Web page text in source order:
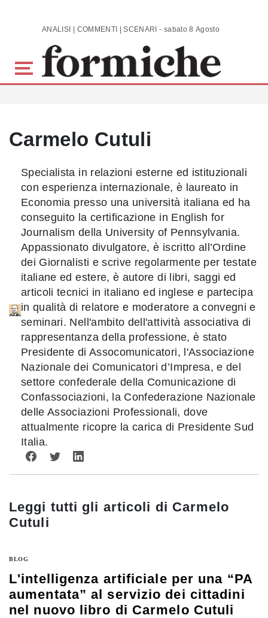
Skip to main content ANALISI | COMMENTI | SCENARI - sabato 8 Agosto 2026
Carmelo Cutuli
Specialista in relazioni esterne ed istituzionali
con esperienza internazionale, è laureato in
Economia presso una università italiana ed ha
conseguito la certificazione in English for
Journalism della University of Pennsylvania.
Appassionato divulgatore, è iscritto all’Ordine
dei Giornalisti e scrive regolarmente per testate
italiane ed estere, è autore di libri, saggi ed
articoli tecnici in italiano ed inglese e partecipa
in qualità di relatore e moderatore a convegni e
seminari. Nell'ambito dell'attività associativa di
rappresentanza della professione, è stato
Presidente di Assocomunicatori, l'Associazione
Nazionale dei Comunicatori d’Impresa, e del
settore confederale della Comunicazione di
Confassociazioni, la Confederazione Nazionale
delle Associazioni Professionali, dove
attualmente ricopre la carica di Presidente Sud
Italia.
Leggi tutti gli articoli di Carmelo
Cutuli
BLOG
L'intelligenza artificiale per una “PA
aumentata” al servizio dei cittadini
nel nuovo libro di Carmelo Cutuli